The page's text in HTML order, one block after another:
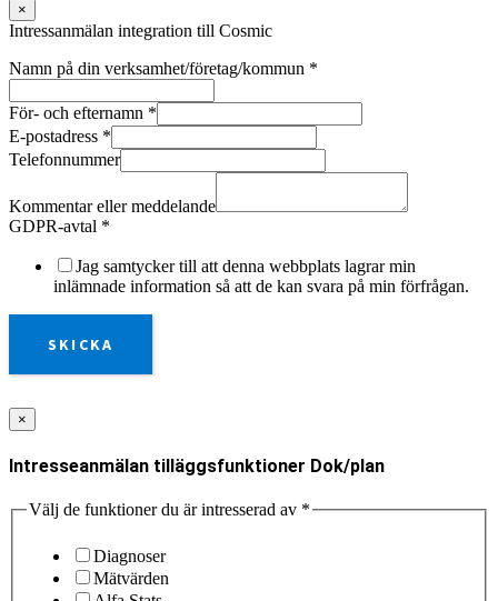
×
Intressanmälan integration till Cosmic
Namn på din verksamhet/företag/kommun *
För- och efternamn *
E-postadress *
Telefonnummer
Kommentar eller meddelande
GDPR-avtal *
Jag samtycker till att denna webbplats lagrar min
inlämnade information så att de kan svara på min förfrågan.
SKICKA
×
Intresseanmälan tilläggsfunktioner Dok/plan
Välj de funktioner du är intresserad av *
Diagnoser
Mätvärden